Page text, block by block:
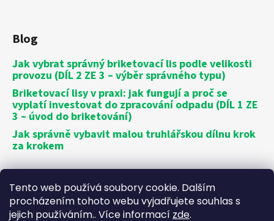
Tento web používá soubory cookie. Dalším
procházením tohoto webu vyjadřujete souhlas s
jejich používáním.. Více informací zde.
Blog
Jak vybrat správný briketovací lis podle velikosti
provozu (DÍL 2 ZE 3 – výběr správného typu)
Briketovací lisy v praxi: jak fungují a proč se
vyplatí investovat do zpracování odpadu (DÍL 1 ZE
3 – úvod do briketování)
Jak správně vybavit malou truhlářskou dílnu krok
za krokem
Vytvořil Shoptet
Copyright 2026Stroje Humpolec. Všechna práva
vyhrazena.